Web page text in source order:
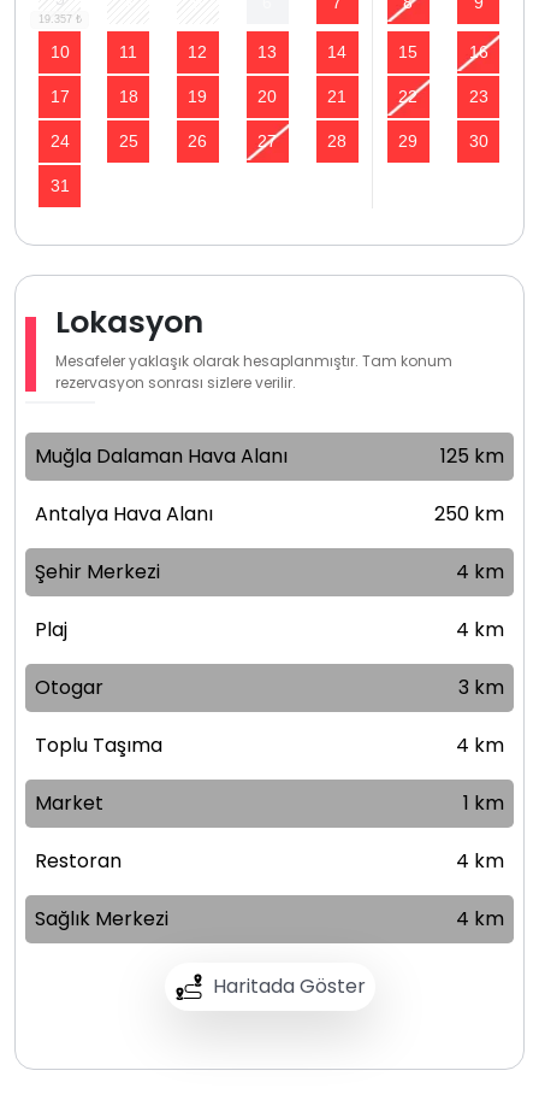
10 11 12 13 14 15 16
17 18 19 20 21 22 23
24 25 26 27 28 29 30
31
Lokasyon
Mesafeler yaklaşık olarak hesaplanmıştır. Tam konum
rezervasyon sonrası sizlere verilir.
Haritada Göster
Muğla Dalaman Hava Alanı 125 km
Antalya Hava Alanı 250 km
Şehir Merkezi 4 km
Plaj 4 km
Otogar 3 km
Toplu Taşıma 4 km
Market 1 km
Restoran 4 km
Sağlık Merkezi 4 km